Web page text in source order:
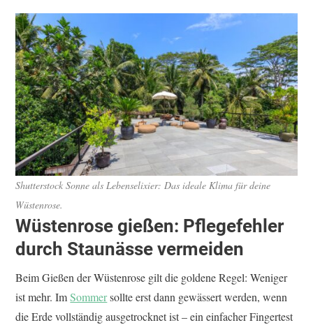
Shutterstock Sonne als Lebenselixier: Das ideale Klima für deine
Wüstenrose.
Wüstenrose gießen: Pflegefehler
durch Staunässe vermeiden
Beim Gießen der Wüstenrose gilt die goldene Regel: Weniger
ist mehr. ImSommersollte erst dann gewässert werden, wenn
die Erde vollständig ausgetrocknet ist – ein einfacher Fingertest